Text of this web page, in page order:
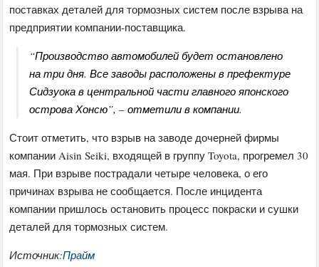
поставках деталей для тормозных систем после взрыва на
предприятии компании-поставщика.
“Производство автомобилей будет остановлено
на три дня. Все заводы расположены в префектуре
Сидзуока в центральной части главного японского
острова Хонсю”, – отметили в компании.
Стоит отметить, что взрыв на заводе дочерней фирмы
компании Aisin Seiki, входящей в группу Toyota, прогремел 30
мая. При взрыве пострадали четыре человека, о его
причинах взрыва не сообщается. После инцидента
компании пришлось остановить процесс покраски и сушки
деталей для тормозных систем.
Источник:Прайм